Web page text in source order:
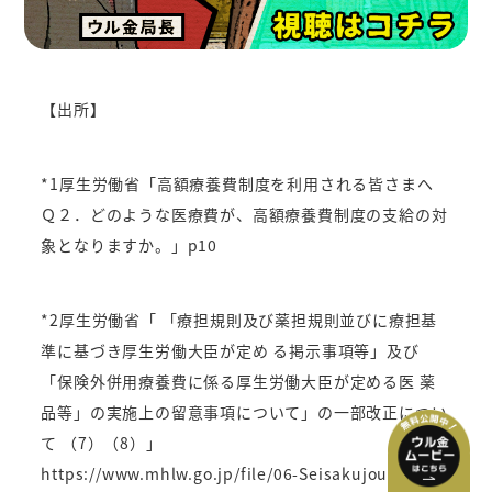
【出所】
*1厚生労働省「高額療養費制度を利用される皆さまへ
Ｑ２．どのような医療費が、高額療養費制度の支給の対
象となりますか。」p10
*2厚生労働省「 「療担規則及び薬担規則並びに療担基
準に基づき厚生労働大臣が定め る掲示事項等」及び
「保険外併用療養費に係る厚生労働大臣が定める医 薬
品等」の実施上の留意事項について」の一部改正につい
て （7）（8）」
https://www.mhlw.go.jp/file/06-Seisakujouhou-12